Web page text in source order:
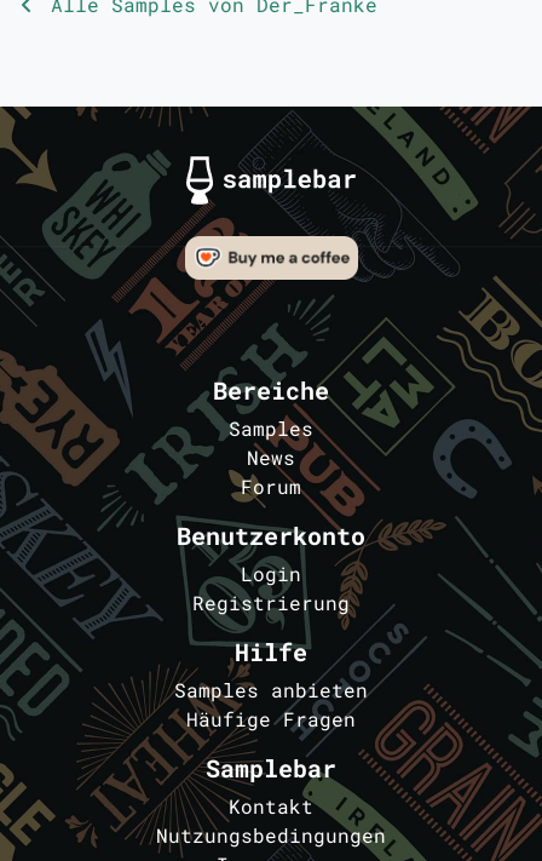
Bereiche
Samples
News
Forum
Benutzerkonto
Login
Registrierung
Hilfe
Samples anbieten
Häufige Fragen
Samplebar
Kontakt
Nutzungsbedingungen